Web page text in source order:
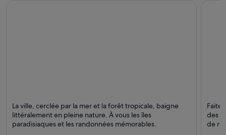
Restauration, Shopping et Ports
La ville, cerclée par la mer et la forêt tropicale, baigne
littéralement en pleine nature. À vous les îles
paradisiaques et les randonnées mémorables.
des
de